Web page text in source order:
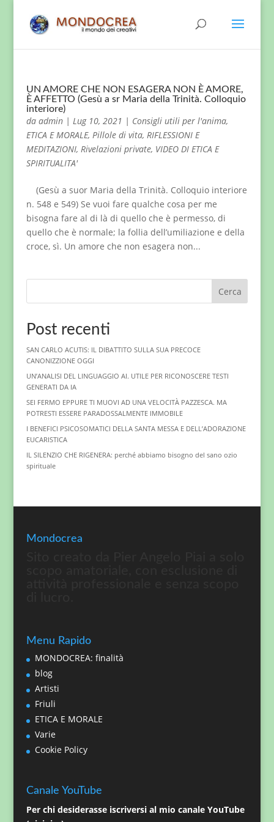
UN AMORE CHE NON ESAGERA NON È AMORE,
È AFFETTO (Gesù a sr Maria della Trinità. Colloquio
interiore)
da admin| Lug 10, 2021 | Consigli utili per l'anima,
ETICA E MORALE, Pillole di vita, RIFLESSIONI E
MEDITAZIONI, Rivelazioni private, VIDEO DI ETICA E
SPIRITUALITA'
(Gesù a suor Maria della Trinità. Colloquio interiore
n. 548 e 549) Se vuoi fare qualche cosa per me
bisogna fare al di là di quello che è permesso, di
quello che è normale; la follia dell’umiliazione e della
croce, sì. Un amore che non esagera non...
Cerca
Post recenti
SAN CARLO ACUTIS: IL DIBATTITO SULLA SUA PRECOCE
CANONIZZIONE OGGI
UN’ANALISI DEL LINGUAGGIO AI. UTILE PER RICONOSCERE TESTI
GENERATI DA IA
SEI FERMO EPPURE TI MUOVI AD UNA VELOCITÀ PAZZESCA. MA
POTRESTI ESSERE PARADOSSALMENTE IMMOBILE
I BENEFICI PSICOSOMATICI DELLA SANTA MESSA E DELL’ADORAZIONE
EUCARISTICA
IL SILENZIO CHE RIGENERA: perché abbiamo bisogno del sano ozio
spirituale
Mondocrea
Menu Rapido
MONDOCREA: finalità
blog
Artisti
Friuli
ETICA E MORALE
Varie
Cookie Policy
Canale YouTube
Per chi desiderasse iscriversi al mio canale YouTube